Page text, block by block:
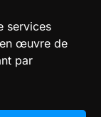
services
œuvre de
par